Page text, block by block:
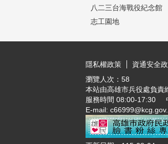
八二三台海戰役紀念館
志工園地
隱私權政策
資通安全
瀏覽人次： 58
本站由高雄市兵役處負責
服務時間 08:00-17:30
E-mail: